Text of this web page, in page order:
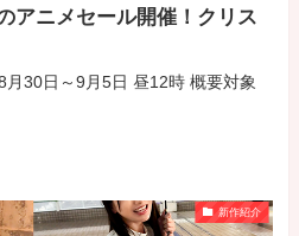
アニメセール開催！クリス
30日～9月5日 昼12時 概要対象
新作紹介